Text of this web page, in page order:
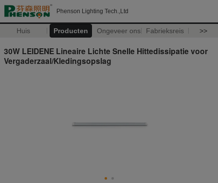
Phenson Lighting Tech.,Ltd
Huis Producten Ongeveer ons Fabrieksreis >>
30W LEIDENE Lineaire Lichte Snelle Hittedissipatie voor
Vergaderzaal/Kledingsopslag